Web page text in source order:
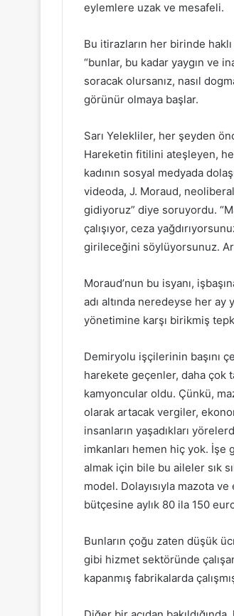
eylemlere uzak ve mesafeli.
Bu itirazların her birinde
“bunlar, bu kadar yaygın ve
soracak olursanız, nasıl
görünür olmaya başlar.
Sarı Yelekliler, her şeyden
Hareketin fitilini ateşleyen,
kadının sosyal medyada
videoda, J. Moraud,
gidiyoruz” diye soruyordu.
çalışıyor, ceza
girileceğini söylüyorsunuz.
Moraud’nun bu isyanı,
adı altında neredeyse her
yönetimine karşı birikmiş
Demiryolu işçilerinin başını
harekete geçenler, daha çok
kamyoncular oldu. Çünkü,
olarak artacak vergiler,
insanların yaşadıkları
imkanları hemen hiç yok. İşe
almak için bile bu aileler sık
model. Dolayısıyla mazota
bütçesine aylık 80 ila 150
Bunların çoğu zaten düşük
gibi hizmet sektöründe
kapanmış fabrikalarda